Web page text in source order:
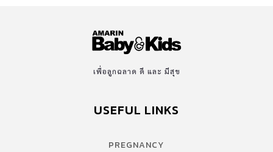
เพื่อลูกฉลาด ดี และ มีสุข
USEFUL LINKS
PREGNANCY